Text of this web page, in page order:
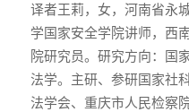
译者王莉，女，河南省永
学国家安全学院讲师，西
院研究员。研究方向：国
法学。主研、参研国家社
法学会、重庆市人民检察